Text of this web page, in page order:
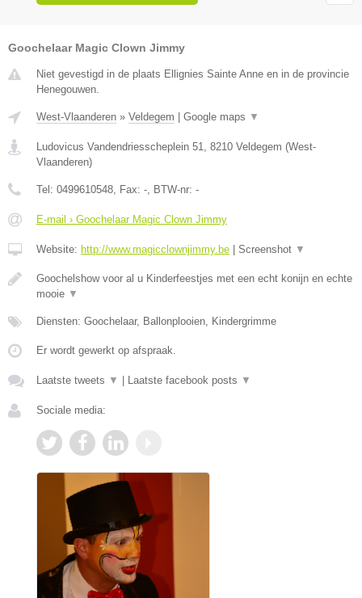
Goochelaar Magic Clown Jimmy
Niet gevestigd in de plaats Ellignies Sainte Anne en in de provincie
Henegouwen.
West-Vlaanderen » Veldegem | Google maps ▼
Ludovicus Vandendriesscheplein 51 8210 Veldegem (West-
Vlaanderen)
Tel: 0499610548 , Fax: - , BTW-nr: -
E-mail › Goochelaar Magic Clown Jimmy
Website: http://www.magicclownjimmy.be | Screenshot ▼
Goochelshow voor al u Kinderfeestjes met een echt konijn en echte
mooie ▼
Diensten: Goochelaar, Ballonplooien, Kindergrimme
Er wordt gewerkt op afspraak.
Laatste tweets ▼ | Laatste facebook posts ▼
Sociale media: